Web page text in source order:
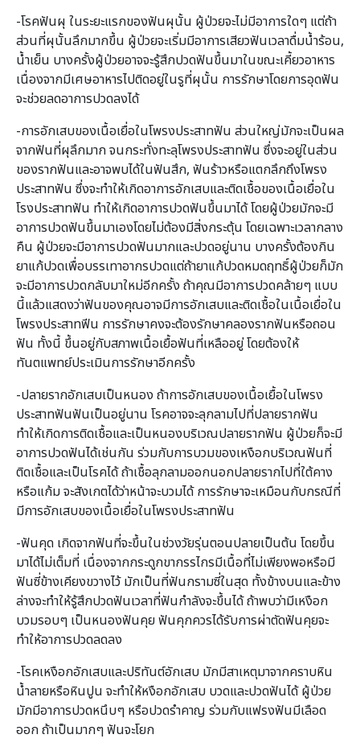
-โรคฟันผุ ในระยะแรกของฟันผุนั้น ผู้ป่วยจะไม่มีอาการใดๆ แต่ถ้า
ส่วนที่ผุนั้นลึกมากขึ้น ผู้ป่วยจะเริ่มมีอาการเสียวฟันเวลาดื่มน้ำร้อน,
น้ำเย็น บางครั้งผู้ป่วยอาจจะรู้สึกปวดฟันขึ้นมาในขณะเคี้ยวอาหาร
เนื่องจากมีเศษอาหารไปติดอยู่ในรูที่ผุนั้น การรักษาโดยการอุดฟัน
จะช่วยลดอาการปวดลงได้
-การอักเสบของเนื้อเยื่อในโพรงประสาทฟัน ส่วนใหญ่มักจะเป็นผล
จากฟันที่ผุลึกมาก จนกระทั่งทะลุโพรงประสาทฟัน ซึ่งจะอยู่ในส่วน
ของรากฟันและอาจพบได้ในฟันสึก, ฟันร้าวหรือแตกลึกถึงโพรง
ประสาทฟัน ซึ่งจะทำให้เกิดอาการอักเสบและติดเชื้อของเนื้อเยื่อใน
โรงประสาทฟัน ทำให้เกิดอาการปวดฟันขึ้นมาได้ โดยผู้ป่วยมักจะมี
อาการปวดฟันขึ้นมาเองโดยไม่ต้องมีสิ่งกระตุ้น โดยเฉพาะเวลากลาง
คืน ผู้ป่วยจะมีอาการปวดฟันมากและปวดอยู่นาน บางครั้งต้องกิน
ยาแก้ปวดเพื่อบรรเทาอากรปวดแต่ถ้ายาแก้ปวดหมดฤทธิ์ผู้ป่วยก็มัก
จะมีอาการปวดกลับมาใหม่อีกครั้ง ถ้าคุณมีอาการปวดคล้ายๆ แบบ
นี้แล้วแสดงว่าฟันของคุณอาจมีการอักเสบและติดเชื้อในเนื้อเยื่อใน
โพรงประสาทฟีน การรักษาคงจะต้องรักษาคลองรากฟันหรือถอน
ฟัน ทั้งนี้ ขึ้นอยู่กับสภาพเนื้อเยื้อฟันที่เหลืออยู่ โดยต้องให้
ทันตแพทย์ประเมินการรักษาอีกครั้ง
-ปลายรากอักเสบเป็นหนอง ถ้าการอักเสบของเนื้อเยื้อในโพรง
ประสาทฟันฟันเป็นอยู่นาน โรคอาจจะลุกลามไปที่ปลายรากฟัน
ทำให้เกิดการติดเชื้อและเป็นหนองบริเวณปลายรากฟัน ผู้ป่วยก็จะมี
อาการปวดฟันได้เช่นกัน ร่วมกับการบวมของเหงือกบริเวณฟันที่
ติดเชื้อและเป็นโรคได้ ถ้าเชื้อลุกลามออกนอกปลายรากไปที่ใต้คาง
หรือแก้ม จะสังเกตได้ว่าหน้าจะบวมได้ การรักษาจะเหมือนกับกรณีที่
มีการอักเสบของเนื้อเยื่อในโพรงประสาทฟัน
-ฟันคุด เกิดจากฟันที่จะขึ้นในช่วงวัยรุ่นตอนปลายเป็นต้น โดยขึ้น
มาได้ไม่เต็มที่ เนื่องจากกระดูกขากรรไกรมีเนื้อที่ไม่เพียงพอหรือมี
ฟันซี่ข้างเคียงขวางไว้ มักเป็นที่ฟันกรามซี่ในสุด ทั้งข้างบนและข้าง
ล่างจะทำให้รู้สึกปวดฟันเวลาที่ฟันกำลังจะขึ้นได้ ถ้าพบว่ามีเหงือก
บวมรอบๆ เป็นหนองฟันคุย ฟันคุกควรได้รับการผ่าตัดฟันคุยจะ
ทำให้อาการปวดลดลง
-โรคเหงือกอักเสบและปริทันต์อักเสบ มักมีสาเหตุมาจากคราบหิน
น้ำลายหรือหินปูน จะทำให้หงือกอักเสบ บวดและปวดฟันได้ ผู้ป่วย
มักมีอาการปวดหนึบๆ หรือปวดรำคาญ ร่วมกับแฟรงฟันมีเลือด
ออก ถ้าเป็นมากๆ ฟันจะโยก